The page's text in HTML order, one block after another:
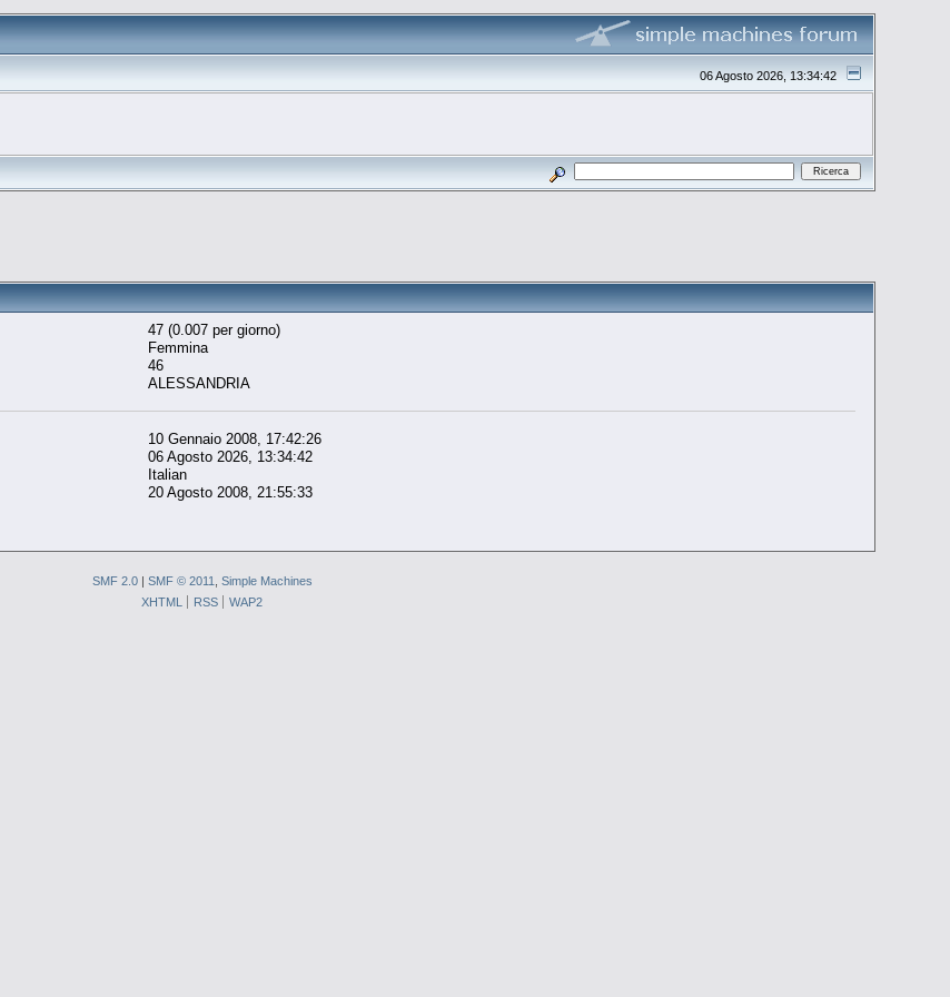
06 Agosto 2026, 13:34:42
47 (0.007 per giorno)
Femmina
46
ALESSANDRIA
10 Gennaio 2008, 17:42:26
06 Agosto 2026, 13:34:42
Italian
20 Agosto 2008, 21:55:33
SMF 2.0 | SMF © 2011
Simple Machines
XHTML
RSS WAP2